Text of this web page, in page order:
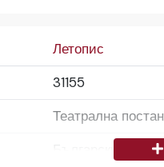
Летопис
31155
Театрална